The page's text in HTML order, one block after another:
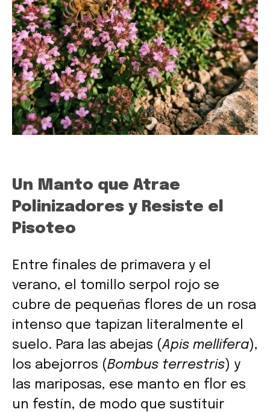
Un Manto que Atrae
Polinizadores y Resiste el
Pisoteo
Entre finales de primavera y el
verano, el tomillo serpol rojo se
cubre de pequeñas flores de un rosa
intenso que tapizan literalmente el
suelo. Para las abejas (Apis mellifera),
los abejorros (Bombus terrestris) y
las mariposas, ese manto en flor es
un festín, de modo que sustituir